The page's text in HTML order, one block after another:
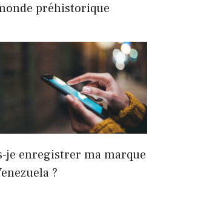
préhistorique
je enregistrer ma marque
?